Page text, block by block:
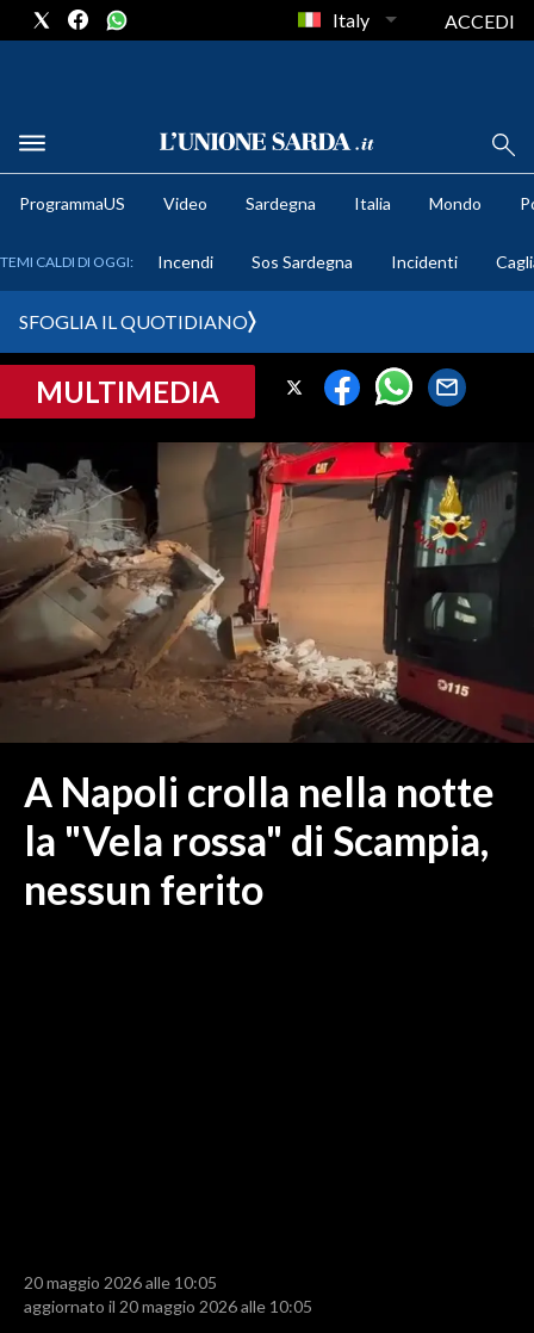
METEO
CRONACA SARDEGNA
PROVINCIA DI CAGLIARI
SULCIS IGLESIENTE
MEDIO CAMPIDANO
ORISTANO E PROVINCIA
SASSARI E PROVINCIA
GALLURA
NUORO E PROVINCIA
ITALIA
MONDO
RISULTATI E CLASSIFICHE
Italy ACCEDI
ProgrammaUS Video Sardegna Italia Mondo
TEMI CALDI DI OGGI: Incendi Sos Sardegna Incidenti
SFOGLIA IL QUOTIDIANO
MULTIMEDIA
A Napoli crolla nella notte
la "Vela rossa" di Scampia,
nessun ferito
20 maggio 2026 alle 10:05
aggiornato il 20 maggio 2026 alle 10:05